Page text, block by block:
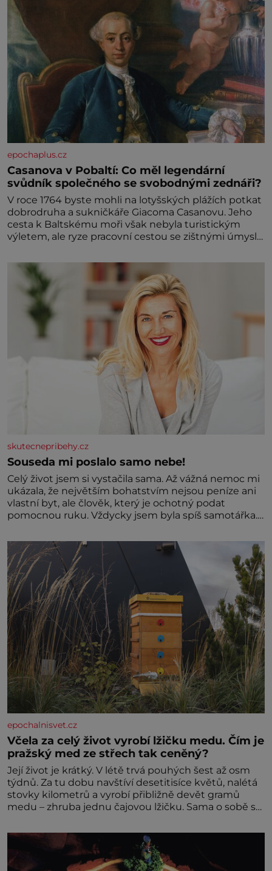
epochaplus.cz
Casanova v Pobaltí: Co měl legendární
svůdník společného se svobodnými zednáři?
V roce 1764 byste mohli na lotyšských plážích potkat
dobrodruha a sukničkáře Giacoma Casanovu. Jeho
cesta k Baltskému moři však nebyla turistickým
výletem, ale ryze pracovní cestou se zištnými úmysly.
procházel uličkami lotyšské Rigy? Casanova v Pobaltí
kontaktoval tamní zednářské lóže. Nebyl v této
oblasti žádným nováčkem, protože do zednářské
skutecnepribehy.cz
Souseda mi poslalo samo nebe!
Celý život jsem si vystačila sama. Až vážná nemoc mi
ukázala, že největším bohatstvím nejsou peníze ani
vlastní byt, ale člověk, který je ochotný podat
pomocnou ruku. Vždycky jsem byla spíš samotářka.
ani partnera. Stačily mi knihy, práce a hlavně klid.
Hned po studiích jsem odešla z rodného města,
epochalnisvet.cz
Včela za celý život vyrobí lžičku medu. Čím je
pražský med ze střech tak ceněný?
Její život je krátký. V létě trvá pouhých šest až osm
týdnů. Za tu dobu navštíví desetitisíce květů, nalétá
stovky kilometrů a vyrobí přibližně devět gramů
medu – zhruba jednu čajovou lžičku. Sama o sobě se
dalšími desítkami tisíc příslušnic svého včelstva,
vznikne jeden z nejdokonalejších organismů